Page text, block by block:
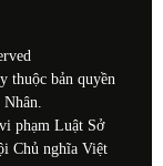
thuộc bản quyền
phạm Luật Sở
Chủ nghĩa Việt